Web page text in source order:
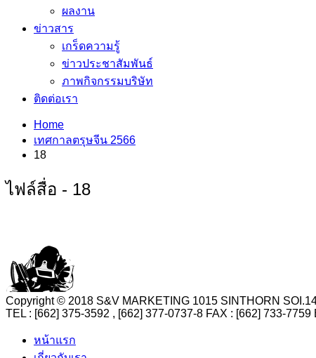
ผลงาน
ข่าวสาร
เกร็ดความรู้
ข่าวประชาสัมพันธ์
ภาพกิจกรรมบริษัท
ติดต่อเรา
Home
เทศกาลตรุษจีน 2566
18
ไฟล์สื่อ - 18
Copyright © 2018 S&V MARKETING 1015 SINTHORN
TEL : [662] 375-3592 , [662] 377-0737-8 FAX : [662] 733-
หน้าแรก